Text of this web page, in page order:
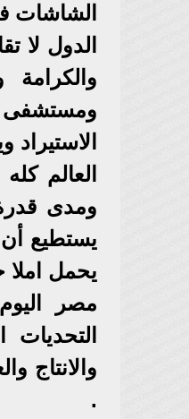
الشاشات
الدول لا
ومستشفى
الاستيراد
العالم
ومدى
يستطيع أن
يحمل املا
مصر
والانتاج
.